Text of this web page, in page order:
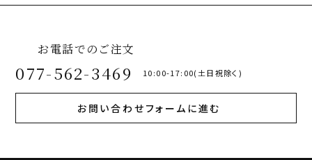
お電話でのご注文
077-562-3469 10:00-17:00(土日祝除く)
お問い合わせフォームに進む